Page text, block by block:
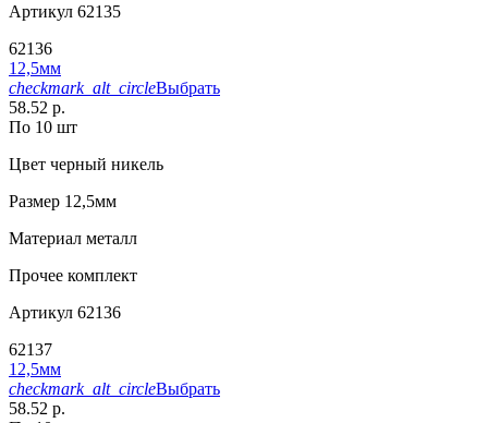
Артикул 62135
62136
12,5мм
checkmark_alt_circleВыбрать
58.52 р.
По 10 шт
Цвет черный никель
Размер 12,5мм
Материал металл
Прочее комплект
Артикул 62136
62137
12,5мм
checkmark_alt_circleВыбрать
58.52 р.